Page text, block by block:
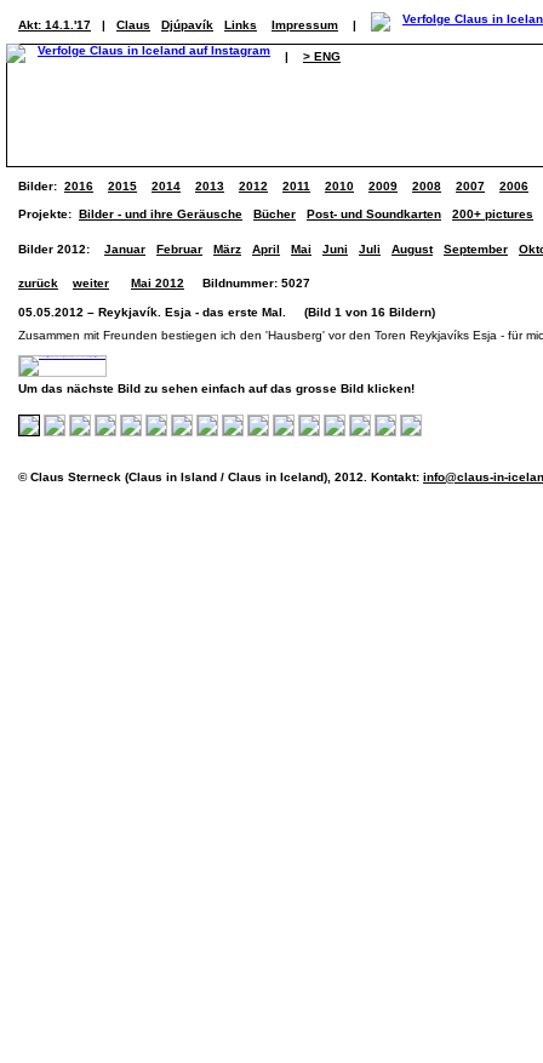
Akt: 14.1.'17 | Claus Djúpavík Links Impressum |
| > ENG
Bilder: 2016 2015 2014 2013 2012 2011 2010 2009 2008 2007 2006
Projekte: Bilder - und ihre Geräusche Bücher Post- und Soundkarten 200+ pictures
Bilder 2012: Januar Februar März April Mai Juni Juli August September
zurück weiter Mai 2012 Bildnummer: 5027
05.05.2012 – Reykjavík. Esja - das erste Mal. (Bild 1 von 16 Bildern)
Zusammen mit Freunden bestiegen ich den 'Hausberg' vor den Toren Reykjavíks Esja - für
Um das nächste Bild zu sehen einfach auf das grosse Bild klicken!
© Claus Sterneck (Claus in Island / Claus in Iceland), 2012. Kontakt: info@claus-in-